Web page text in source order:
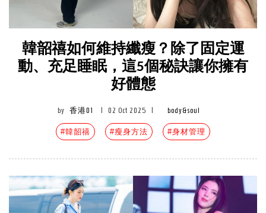
韓韶禧如何維持纖瘦？除了固定運
動、充足睡眠，這5個秘訣讓你擁有
好體態
by 香港01 02 Oct 2025 body&soul
#韓韶禧 #瘦身方法 #身材管理